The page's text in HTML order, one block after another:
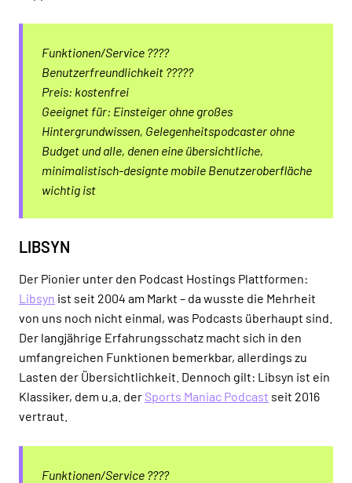
Funktionen/Service ????
Benutzerfreundlichkeit ?????
Preis: kostenfrei
Geeignet für: Einsteiger ohne großes
Hintergrundwissen, Gelegenheitspodcaster ohne
Budget und alle, denen eine übersichtliche,
minimalistisch-designte mobile Benutzeroberfläche
wichtig ist
LIBSYN
Der Pionier unter den Podcast Hostings Plattformen:
Libsyn ist seit 2004 am Markt – da wusste die Mehrheit
von uns noch nicht einmal, was Podcasts überhaupt sind.
Der langjährige Erfahrungsschatz macht sich in den
umfangreichen Funktionen bemerkbar, allerdings zu
Lasten der Übersichtlichkeit. Dennoch gilt: Libsyn ist ein
Klassiker, dem u.a. der Sports Maniac Podcast seit 2016
vertraut.
Funktionen/Service ????